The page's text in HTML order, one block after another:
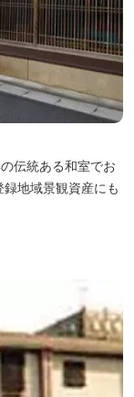
伝統ある和室でお
地域景観資産にも